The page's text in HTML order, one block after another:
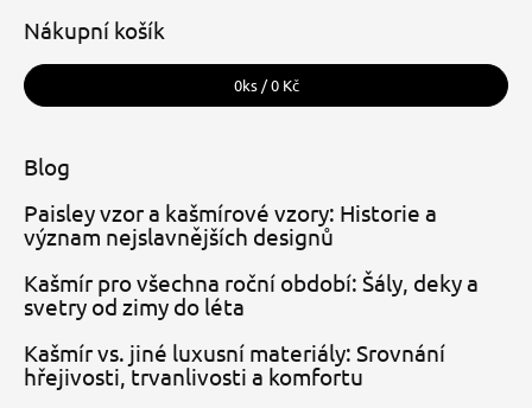
Nákupní košík
0ks /0 Kč
Blog
Paisley vzor a kašmírové vzory: Historie a
význam nejslavnějších designů
Kašmír pro všechna roční období: Šály, deky a
svetry od zimy do léta
Kašmír vs. jiné luxusní materiály: Srovnání
hřejivosti, trvanlivosti a komfortu